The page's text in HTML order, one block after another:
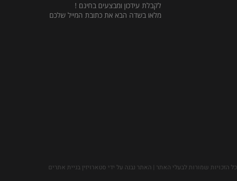
לקבלת עידכון ומבצעים בחינם !
מלאו בשדה הבא את כתובת המייל שלכם
כל הזכויות שמורות לבעלי האתר | האתר נבנה על ידי סטארויזין בניית אתרים